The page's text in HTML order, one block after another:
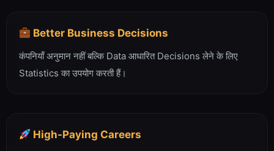
Better Business Decisions
कंपनियाँ अनुमान नहीं बल्कि Data आधारित Decisions लेने के लिए
Statistics का उपयोग करती हैं।
High-Paying Careers